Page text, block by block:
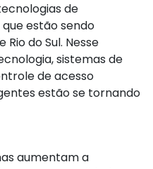
de
estão sendo
do Sul. Nesse
sistemas de
de acesso
estão se tornando
aumentam a